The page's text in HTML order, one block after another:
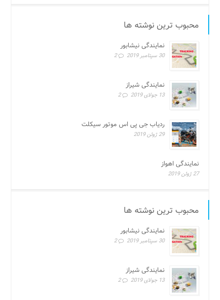
محبوب ترین نوشته ها
نمایندگی نیشابور
30 سپتامبر 2019 2
نمایندگی شیراز
13 جولای 2019 2
ردیاب جی پی اس موتور سیکلت
29 ژوئن 2019
نمایندگی اهواز
27 ژوئن 2019
محبوب ترین نوشته ها
نمایندگی نیشابور
30 سپتامبر 2019 2
نمایندگی شیراز
13 جولای 2019 2